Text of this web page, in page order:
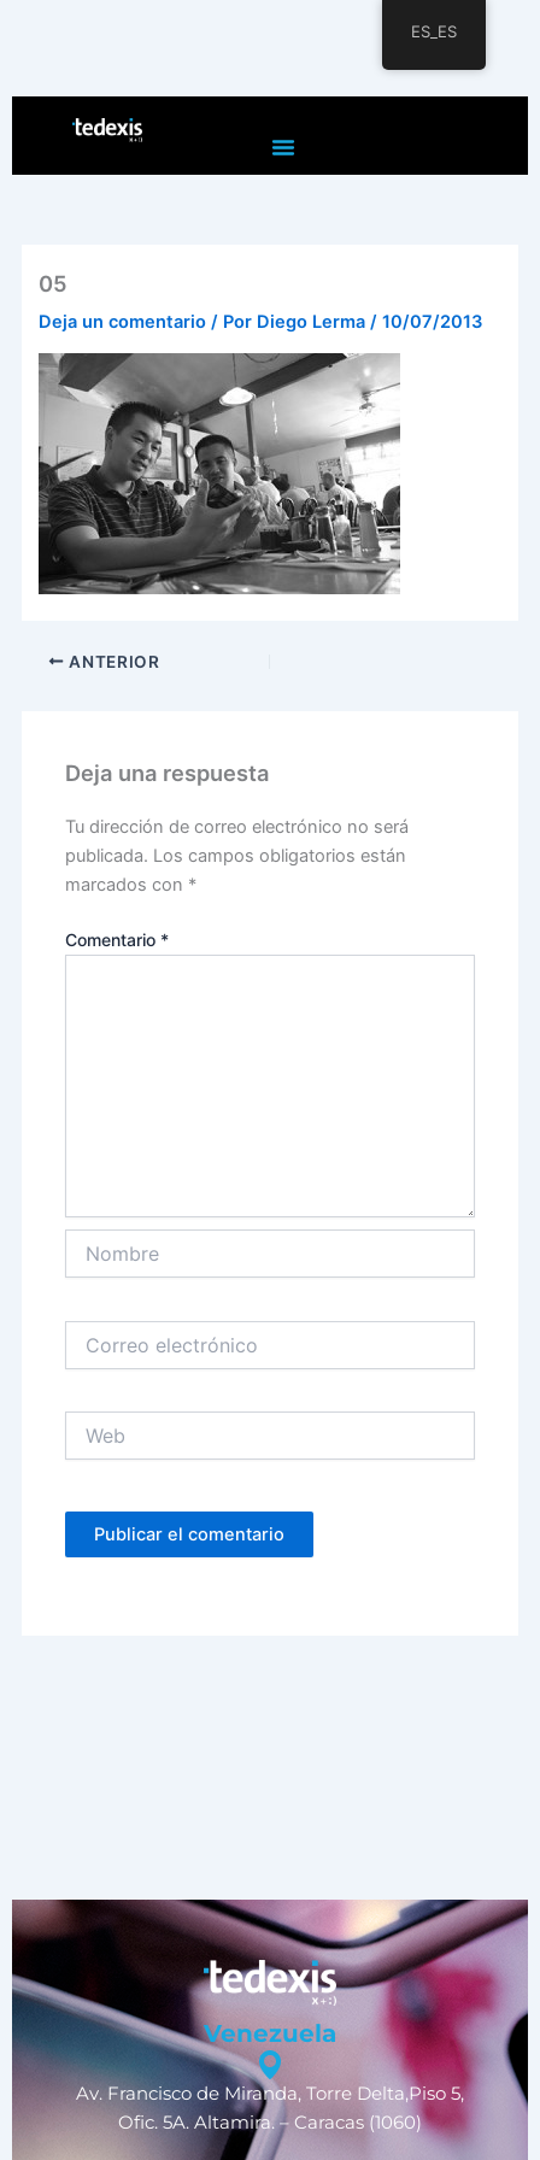
05
Deja un comentario / Por Diego Lerma/10/07/2013
ANTERIOR
Deja una respuesta
Tu dirección de correo electrónico no será
publicada. Los campos obligatorios están
marcados con *
Comentario *
electrónico
Venezuela
Av. Francisco de Miranda, Torre Delta,Piso 5,
Ofic. 5A. Altamira. – Caracas (1060)
ES_ES